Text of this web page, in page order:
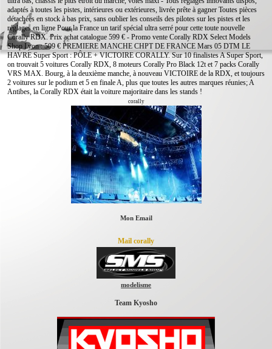
adaptés à toutes les pistes, intérieures ou extérieures, livrée prête à gagner Toutes pièces
détachées en stock à bas prix, sans oublier les conseils des pilotes sur les pistes et les
réglages en ligne Pour la France un tarif spécial ultra serré pour cette toute nouvelle
Corally RDX. Prix achat catalogue 599 € - Promo vente Corally RDX Select Models
Shop Lyon : 509 € PREMIERE MANCHE CHPT DE FRANCE Mars 05 DTM LE
HAVRE Super Sport : PÔLE + VICTOIRE CORALLY. Sur 10 finalistes A Super Sport,
on trouvait 5 voitures Corally RDX, 8 moteurs Corally Pro Black 12t et 7 packs Corally
VRS MAX. Bourg, à la deuxième manche, à nouveau VICTOIRE de la RDX, et toujours
2 voitures sur le podium et 5 en finale A, plus que toutes les autres marques réunies; A
Antibes, la Corally RDX était la voiture majoritaire dans les stands !
corally
Mon Email
Mail corally
modelisme
Team Kyosho